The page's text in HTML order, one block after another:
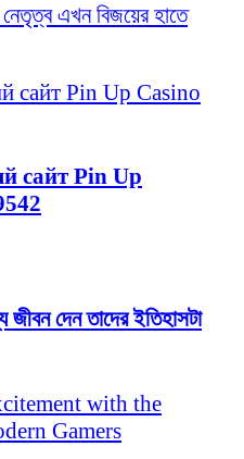
নেতৃত্ব এখন বিজয়ের হাতে
сайт Pin Up
দেন তাদের ইতিহাসটা